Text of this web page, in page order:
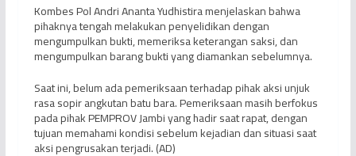
Kombes Pol Andri Ananta Yudhistira menjelaskan bahwa
pihaknya tengah melakukan penyelidikan dengan
mengumpulkan bukti, memeriksa keterangan saksi, dan
mengumpulkan barang bukti yang diamankan sebelumnya.
Saat ini, belum ada pemeriksaan terhadap pihak aksi unjuk
rasa sopir angkutan batu bara. Pemeriksaan masih berfokus
pada pihak PEMPROV Jambi yang hadir saat rapat, dengan
tujuan memahami kondisi sebelum kejadian dan situasi saat
aksi pengrusakan terjadi. (AD)